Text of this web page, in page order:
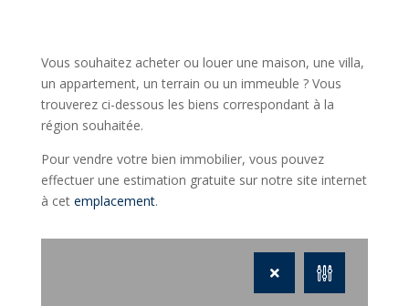
Vous souhaitez acheter ou louer une maison, une villa,
un appartement, un terrain ou un immeuble ? Vous
trouverez ci-dessous les biens correspondant à la
région souhaitée.
Pour vendre votre bien immobilier, vous pouvez
effectuer une estimation gratuite sur notre site internet
à cet emplacement.